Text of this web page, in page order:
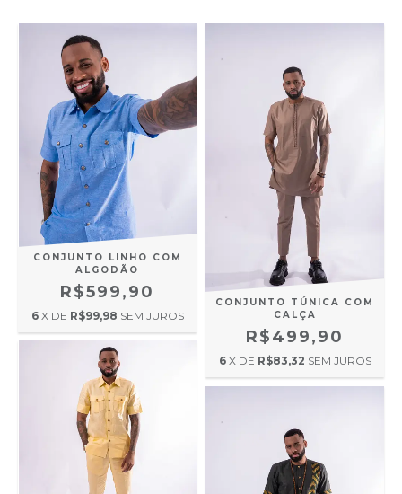
CONJUNTO LINHO COM
ALGODÃO
R$599,90
6 X DE R$99,98 SEM JUROS
CONJUNTO TÚNICA COM
CALÇA
R$499,90
6 X DE R$83,32 SEM JUROS